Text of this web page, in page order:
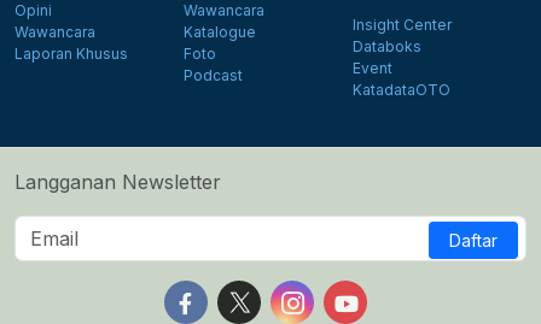
Opini
Wawancara
Laporan Khusus
Wawancara
Katalogue
Foto
Podcast
Insight Center
Databoks
Event
KatadataOTO
Langganan Newsletter
Daftar
Follow us on Facebook
Follow us on X
Follow us on Instagram
Follow us on